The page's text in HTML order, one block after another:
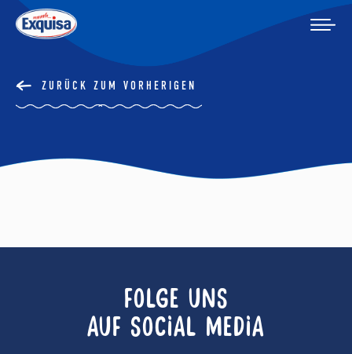
ZURÜCK ZUM VORHERIGEN
FOLGE UNS
AUF SOCIAL MEDIA